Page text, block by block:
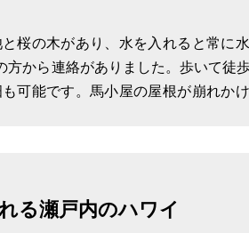
桜の木があり、水を入れると常に
から連絡がありました。歩いて徒
可能です。馬小屋の屋根が崩れか
る瀬戸内のハワイ